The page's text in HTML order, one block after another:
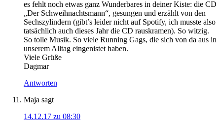
es fehlt noch etwas ganz Wunderbares in deiner Kiste: die CD
„Der Schweihnachtsmann“, gesungen und erzählt von den
Sechszylindern (gibt’s leider nicht auf Spotify, ich musste also
tatsächlich auch dieses Jahr die CD rauskramen). So witzig.
So tolle Musik. So viele Running Gags, die sich von da aus in
unserem Alltag eingenistet haben.
Viele Grüße
Dagmar
Antworten
Maja sagt
14.12.17 zu 08:30